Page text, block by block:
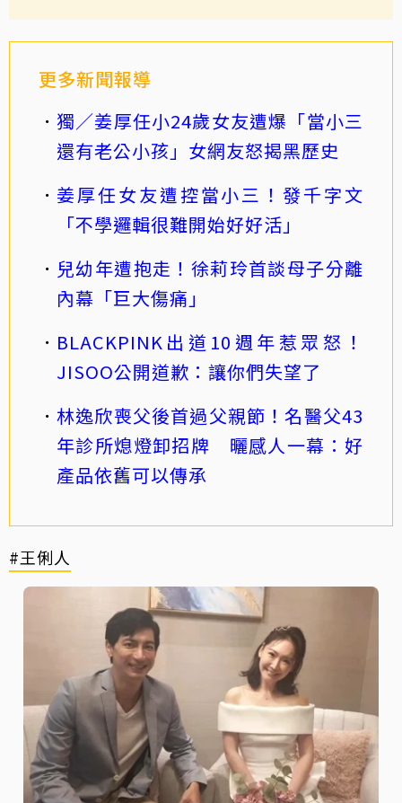
更多新聞報導
獨／姜厚任小24歲女友遭爆「當小三
還有老公小孩」女網友怒揭黑歷史
姜厚任女友遭控當小三！發千字文
「不學邏輯很難開始好好活」
兒幼年遭抱走！徐莉玲首談母子分離
內幕「巨大傷痛」
BLACKPINK出道10週年惹眾怒！
JISOO公開道歉：讓你們失望了
林逸欣喪父後首過父親節！名醫父43
年診所熄燈卸招牌 曬感人一幕：好
產品依舊可以傳承
#王俐人